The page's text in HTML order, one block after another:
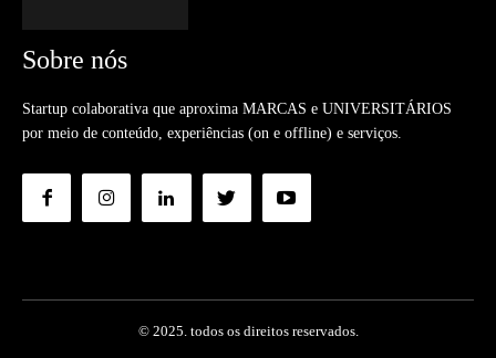
Sobre nós
Startup colaborativa que aproxima MARCAS e UNIVERSITÁRIOS
por meio de conteúdo, experiências (on e offline) e serviços.
© 2025. todos os direitos reservados.